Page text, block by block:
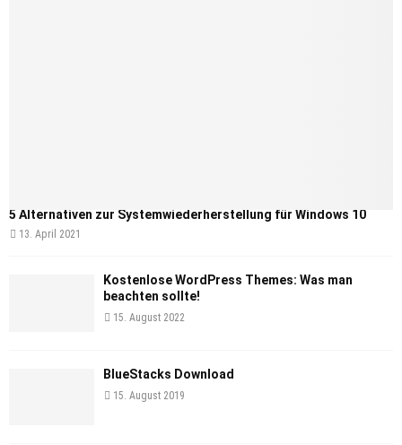
5 Alternativen zur Systemwiederherstellung für Windows 10
13. April 2021
Kostenlose WordPress Themes: Was man
beachten sollte!
15. August 2022
BlueStacks Download
15. August 2019